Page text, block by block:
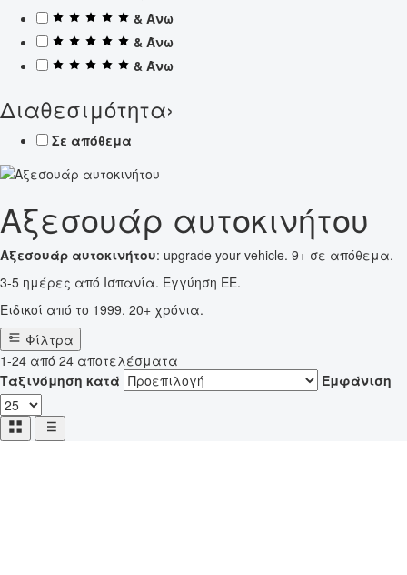
& Άνω
& Άνω
& Άνω
Διαθεσιμότητα›
Σε απόθεμα
Αξεσουάρ αυτοκινήτου
Αξεσουάρ αυτοκινήτου: upgrade your vehicle. 9+ σε απόθεμα.
3-5 ημέρες από Ισπανία. Εγγύηση ΕΕ.
Ειδικοί από το 1999. 20+ χρόνια.
Φίλτρα
1-24 από 24 αποτελέσματα
Ταξινόμηση κατά
Εμφάνιση